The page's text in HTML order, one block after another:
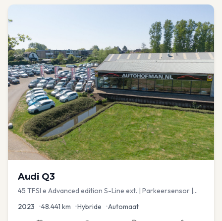
Audi Q3
45 TFSI e Advanced edition S-Line ext. | Parkeersensor |
2023 •48.441 km •Hybride •Automaat